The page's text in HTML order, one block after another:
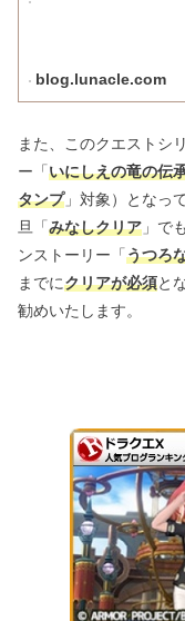
blog.lunacle.com
また、このクエストシ
ー「いにしえの竜の伝
タンプ」対象）となっ
旦「みなしクリア 」で
ンストーリー「うつろ
までにクリアが必須と
勧めいたします。